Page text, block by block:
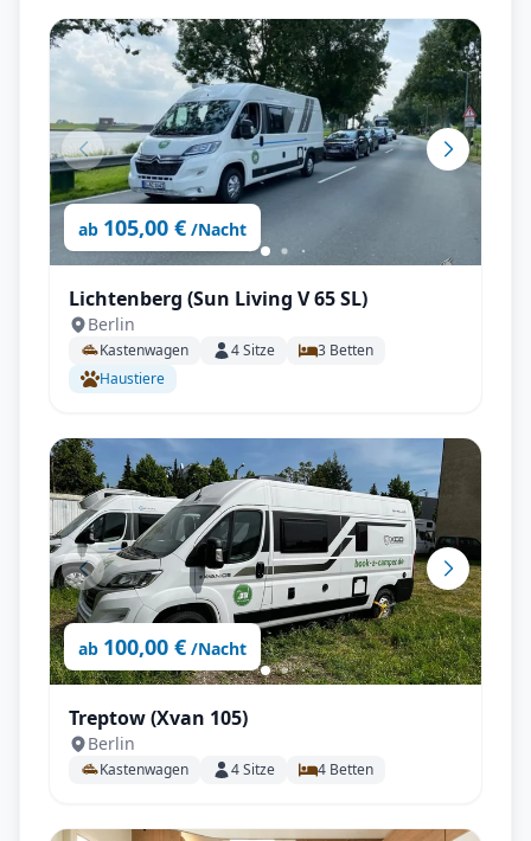
ab 105,00 € /Nacht
Lichtenberg (Sun Living V 65 SL)
Berlin
Kastenwagen 4Sitze 3 Betten
Haustiere
ab 100,00 € /Nacht
Treptow (Xvan 105)
Berlin
Kastenwagen 4Sitze 4 Betten